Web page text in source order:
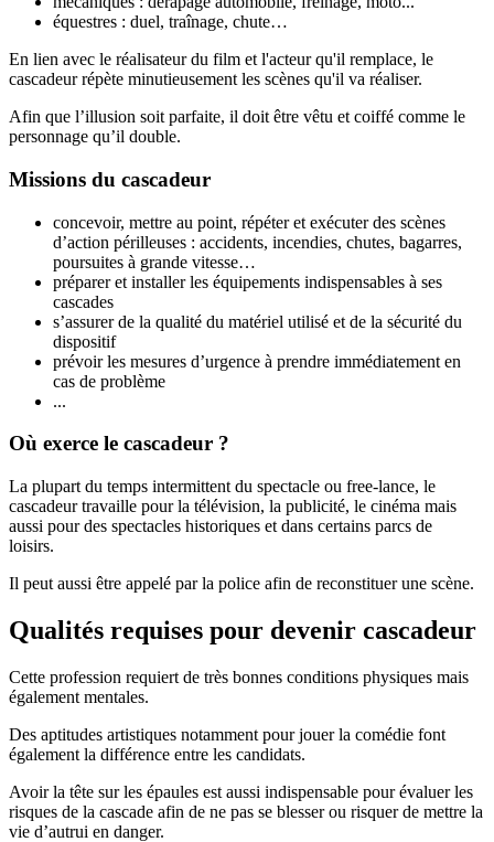
équestres : duel, traînage, chute…
En lien avec le réalisateur du film et l'acteur qu'il remplace, le
cascadeur répète minutieusement les scènes qu'il va réaliser.
Afin que l’illusion soit parfaite, il doit être vêtu et coiffé comme le
personnage qu’il double.
Missions du cascadeur
concevoir, mettre au point, répéter et exécuter des scènes
d’action périlleuses : accidents, incendies, chutes, bagarres,
poursuites à grande vitesse…
préparer et installer les équipements indispensables à ses
cascades
s’assurer de la qualité du matériel utilisé et de la sécurité du
dispositif
prévoir les mesures d’urgence à prendre immédiatement en
cas de problème
...
Où exerce le cascadeur ?
La plupart du temps intermittent du spectacle ou free-lance, le
cascadeur travaille pour la télévision, la publicité, le cinéma mais
aussi pour des spectacles historiques et dans certains parcs de
loisirs.
Il peut aussi être appelé par la police afin de reconstituer une scène.
Qualités requises pour devenir cascadeur
Cette profession requiert de très bonnes conditions physiques mais
également mentales.
Des aptitudes artistiques notamment pour jouer la comédie font
également la différence entre les candidats.
Avoir la tête sur les épaules est aussi indispensable pour évaluer les
risques de la cascade afin de ne pas se blesser ou risquer de mettre la
vie d’autrui en danger.